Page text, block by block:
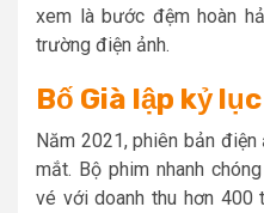
xem là bước đệm hoàn
trường điện ảnh.
Bố Già lập kỷ
Năm 2021, phiên bản điện
mắt. Bộ phim nhanh
vé với doanh thu hơn 400